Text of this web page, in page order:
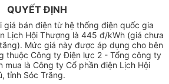
QUYẾT ĐỊNH
giá bán điện từ hệ thống điện quốc gia
Lịch Hội Thượng là 445 đ/kWh (giá chưa
Mức giá này được áp dụng cho bên
thuộc Công ty Điện lực 2 - Tổng công ty
mua là Công ty Cổ phần điện Lịch Hội
tỉnh Sóc Trăng.